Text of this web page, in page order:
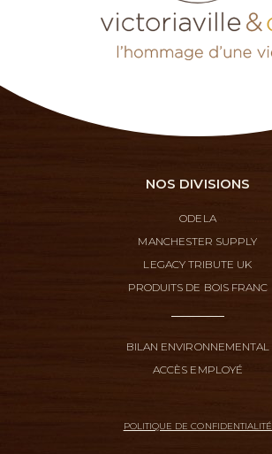
NOS DIVISIONS
ODELA
MANCHESTER SUPPLY
LEGACY TRIBUTE UK
PRODUITS DE BOIS FRANC
BILAN ENVIRONNEMENTAL
ACCÈS EMPLOYÉ
POLITIQUE DE CONFIDENTIALITÉ